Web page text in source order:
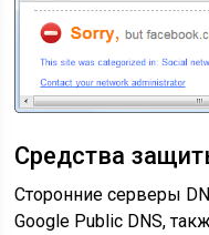
Средства
Сторонние серверы
Google Public DNS,